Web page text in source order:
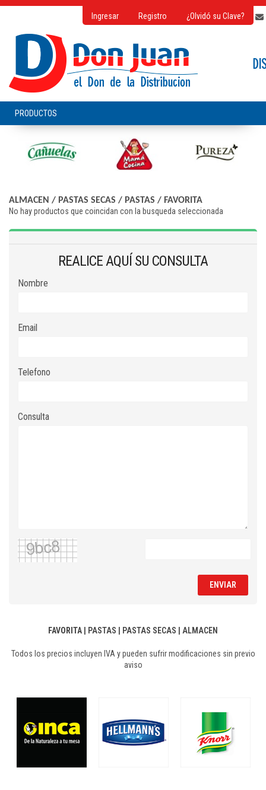
Ingresar Registro ¿Olvidó su Clave?
ALMACEN / PASTAS SECAS / PASTAS / FAVORITA
No hay productos que coincidan con la busqueda seleccionada
REALICE AQUÍ SU CONSULTA
Nombre
Email
Telefono
Consulta
ENVIAR
FAVORITA PASTAS PASTAS SECAS ALMACEN
Todos los precios incluyen IVA y pueden sufrir modificaciones sin previo
aviso